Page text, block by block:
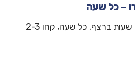
הגוף לא נועד לשבת 8 שעות ברצף. כל שעה, קחו 2-3